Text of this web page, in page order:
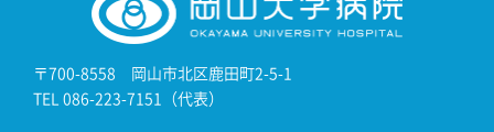
〒700-8558 岡山市北区鹿田町2-5-1
TEL 086-223-7151（代表）